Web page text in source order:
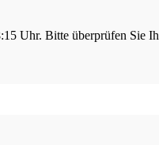
Uhr. Bitte überprüfen